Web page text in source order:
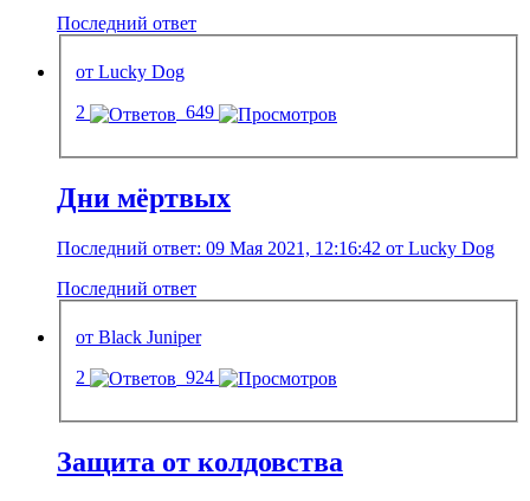
Последний ответ
от Lucky Dog
2
649
Дни мёртвых
Последний ответ: 09 Мая 2021, 12:16:42 от Lucky Dog
Последний ответ
от Black Juniper
2
924
Защита от колдовства